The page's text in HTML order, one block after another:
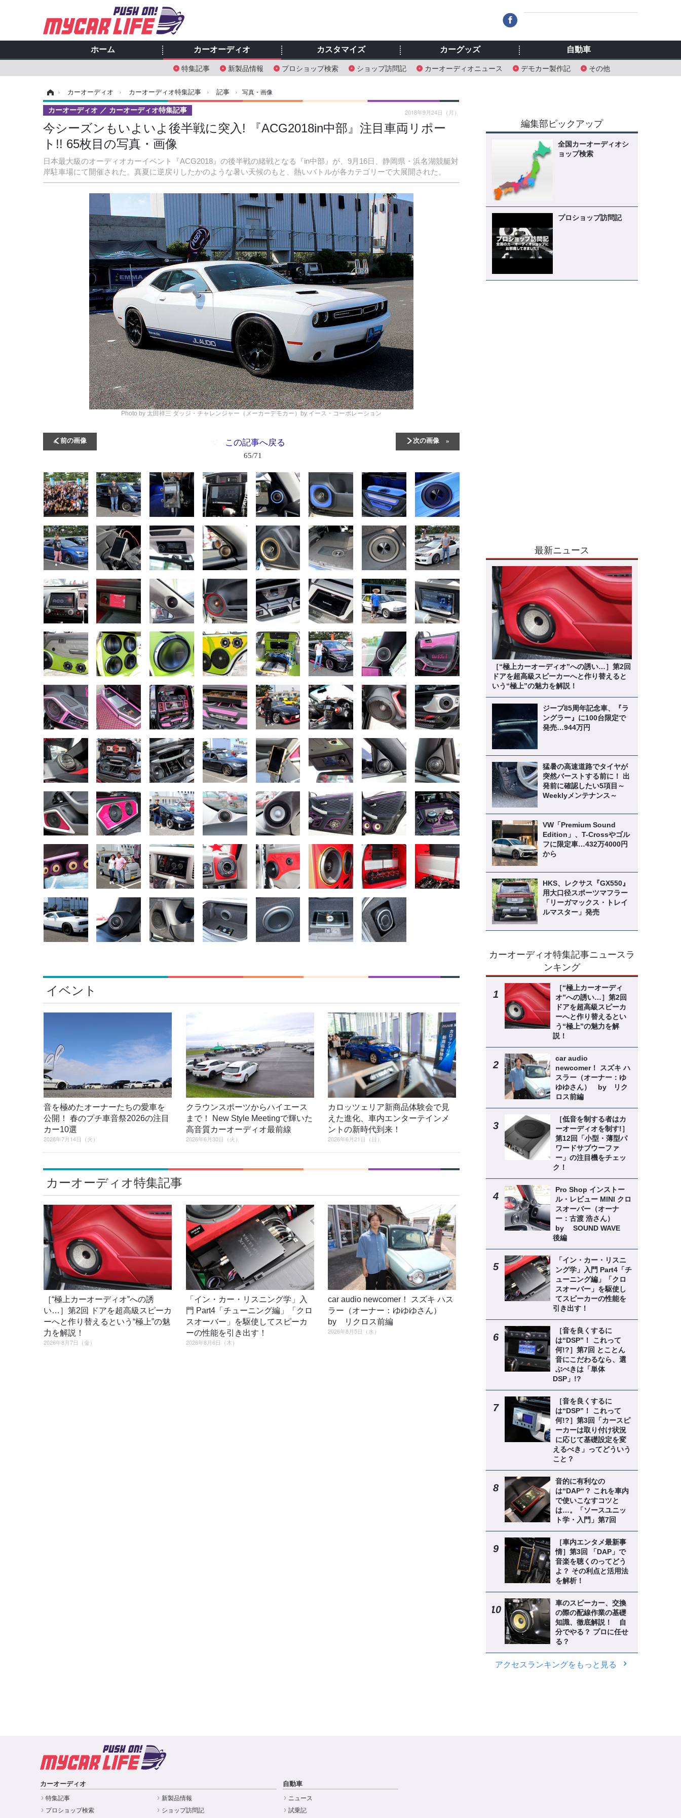
ホーム カーオーディオ
特集記事 新製品情報 プロショップ検索 ショップ訪問記 カーオーディオニュース デモカー製作記 その他
カスタマイズ カーグッズ 自動車
› カーオーディオ › カーオーディオ特集記事 › 記事 › 写真・画像
今シーズンもいよいよ後半戦に突入! 『ACG2018in中部』注目車両リポー
ト!! 65枚目の写真・画像
日本最大級のオーディオカーイベント『ACG2018』の後半戦の緒戦となる『in中部』が、9月16日、静岡県・浜名湖競艇対
岸駐車場にて開催された。真夏に逆戻りしたかのような暑い天候のもと、熱いバトルが各カテゴリーで大展開された。
カーオーディオ カーオーディオ特集記事 2018年9月24日（月）
Photo by 太田祥三 ダッジ・チャレンジャー（メーカーデモカー）by イース・コーポレーション
前の画像 次の画像
この記事へ戻る
65/71
イベント
音を極めたオーナーたちの愛車を
公開！ 春のプチ車音祭2026の注目
カー10選
2026年7月14日（火）
クラウンスポーツからハイエース
まで！ New Style Meetingで輝いた
高音質カーオーディオ最前線
2026年6月30日（火）
カロッツェリア新商品体験会で見
えた進化、車内エンターテインメ
ントの新時代到来！
2026年6月21日（日）
カーオーディオ特集記事
［“極上カーオーディオ”への誘
い…］第2回 ドアを超高級スピーカ
ーへと作り替えるという“極上”の魅
力を解説！
2026年8月7日（金）
「イン・カー・リスニング学」入
門 Part4「チューニング編」「クロ
スオーバー」を駆使してスピーカ
ーの性能を引き出す！
2026年8月6日（木）
car audio newcomer！ スズキ ハス
ラー（オーナー：ゆゆゆさん）
by リクロス前編
2026年8月5日（水）
編集部ピックアップ
全国カーオーディオシ
ョップ検索
プロショップ訪問記
最新ニュース
［“極上カーオーディオ”への誘い…］第2回
ドアを超高級スピーカーへと作り替えると
いう“極上”の魅力を解説！
ジープ85周年記念車、『ラ
ングラー』に100台限定で
発売…944万円
猛暑の高速道路でタイヤが
突然バーストする前に！ 出
発前に確認したい5項目～
Weeklyメンテナンス～
VW「Premium Sound
Edition」、T-Crossやゴル
フに限定車…432万4000円
から
HKS、レクサス『GX550』
用大口径スポーツマフラー
「リーガマックス・トレイ
ルマスター」発売
カーオーディオ特集記事ニュースラ
ンキング
［“極上カーオーディ
オ”への誘い…］第2回
ドアを超高級スピーカ
ーへと作り替えるとい
う“極上”の魅力を解
説！
car audio
newcomer！ スズキ ハ
スラー（オーナー：ゆ
ゆゆさん） by リク
ロス前編
［低音を制する者はカ
ーオーディオを制す!］
第12回「小型・薄型パ
ワードサブウーファ
ー」の注目機をチェッ
ク！
Pro Shop インストー
ル・レビュー MINI クロ
スオーバー（オーナ
ー：古渡 浩さん）
by SOUND WAVE
後編
「イン・カー・リスニ
ング学」入門 Part4「チ
ューニング編」「クロ
スオーバー」を駆使し
てスピーカーの性能を
引き出す！
［音を良くするに
は“DSP”！ これって
何!?］第7回 とことん
音にこだわるなら、選
ぶべきは「単体
DSP」!?
［音を良くするに
は“DSP”！ これって
何!?］第3回「カースピ
ーカーは取り付け状況
に応じて基礎設定を変
えるべき」ってどういう
こと？
音的に有利なの
は“DAP“？ これを車内
で使いこなすコツと
は…。「ソースユニッ
ト学・入門」第7回
［車内エンタメ最新事
情］第3回 「DAP」で
音楽を聴くのってどう
よ？ その利点と活用法
を解析！
車のスピーカー、交換
の際の配線作業の基礎
知識、徹底解説！ 自
分でやる？ プロに任せ
る？
アクセスランキングをもっと見る
カーオーディオ
特集記事
新製品情報
プロショップ検索
ショップ訪問記
自動車
ニュース
試乗記